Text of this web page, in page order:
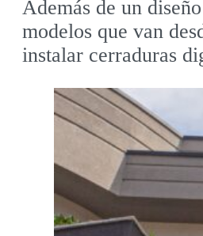
Además de un
modelos que van
instalar cerraduras